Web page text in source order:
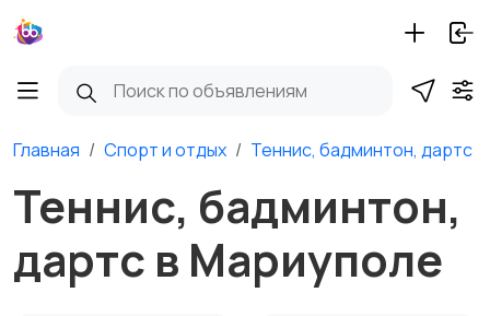
Главная Спорт и отдых Теннис, бадминтон, дартс
Теннис, бадминтон,
дартс в Мариуполе